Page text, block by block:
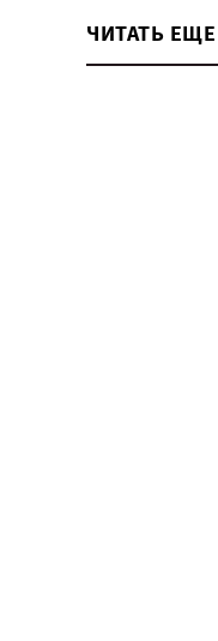
ЧИТАТЬ ЕЩЕ